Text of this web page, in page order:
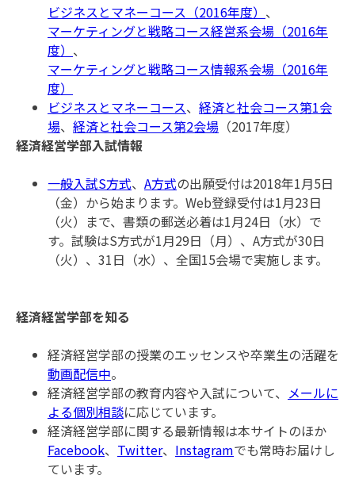
ビジネスとマネーコース（2016年度） 、
マーケティングと戦略コース経営系会場（2016年
度） 、
マーケティングと戦略コース情報系会場（2016年
度）
ビジネスとマネーコース、 経済と社会コース第1会
場、 経済と社会コース第2会場 （2017年度）
経済経営学部入試情報
一般入試S方式、 A方式の出願受付は2018年1月5日
（金）から始まります。Web登録受付は1月23日
（火）まで、書類の郵送必着は1月24日（水）で
す。試験はS方式が1月29日（月）、A方式が30日
（火）、31日（水）、全国15会場で実施します。
経済経営学部を知る
経済経営学部の授業のエッセンスや卒業生の活躍を
動画配信中。
経済経営学部の教育内容や入試について、 メールに
よる個別相談に応じています。
経済経営学部に関する最新情報は本サイトのほか
Facebook、 Twitter、 Instagramでも常時お届けし
ています。